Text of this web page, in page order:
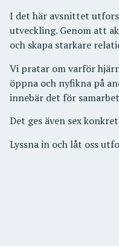
I det här avsnittet
utveckling. Genom att
och skapa starkare
Vi pratar om varför
öppna och nyfikna på
innebär det för
Det ges även sex
Lyssna in och låt oss